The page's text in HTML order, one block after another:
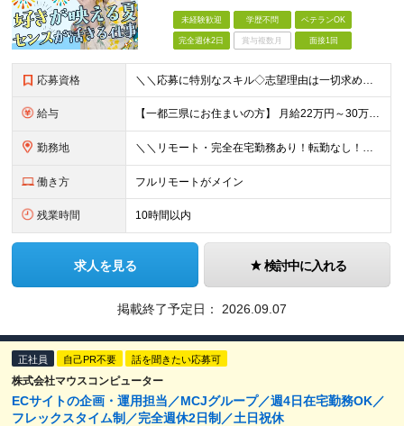
未経験歓迎 学歴不問 ベテランOK
完全週休2日 賞与複数月 面接1回
応募資格 ＼＼応募に特別なスキル◇志望理由は一切求めません！／／ 学歴不問◇職種・業種未経験歓迎◇面接は1回のみ！ ☆10名以上の仲間を大募集！ 未経験・第二新卒・はじめての正社員も大歓迎！ 「SNSが好き
給与 【一都三県にお住まいの方】 月給22万円～30万円+インセンティブ ※経験・能力を考慮して決定。経験がある場合は、スキルに応じた月給額でスタートします。 ※上記には固定残業代（10時間分／15,000
勤務地 ＼＼リモート・完全在宅勤務あり！転勤なし！／／ ★47都道府県の好きな地域で働けます◎ ★本社は渋谷駅徒歩5分の好立地です！ □リモート・フルリモートも選択可能です！ └将来的には「お気に入りのカフ
働き方 フルリモートがメイン
残業時間 10時間以内
求人を見る 検討中に入れる
掲載終了予定日： 2026.09.07
正社員 自己PR不要 話を聞きたい応募可
株式会社マウスコンピューター
ECサイトの企画・運用担当／MCJグループ／週4日在宅勤務OK／
フレックスタイム制／完全週休2日制／土日祝休